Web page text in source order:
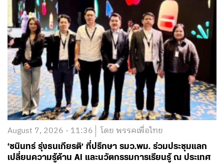
August 7, 2026 - 11:36 โดย พรรคเพื่อไทย
‘ชนินทร์ รุ่งธนเกียรติ’ ที่ปรึกษา รมว.พม. ร่วมประชุมแลก
เปลี่ยนความรู้ด้าน AI และนวัตกรรมการเรียนรู้ ณ ประเทศ